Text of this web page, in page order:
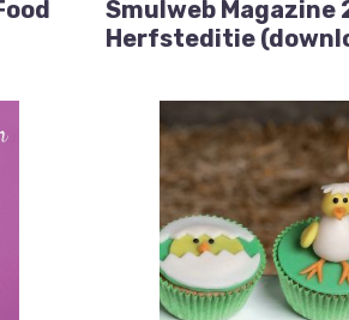
Smulweb Magazine
Herfsteditie